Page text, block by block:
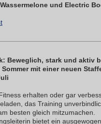
und Electric
Beweglich, stark und aktiv
mit einer neuen
erhalten oder gar
das Training
besten gleich mitzumachen.
bietet ein